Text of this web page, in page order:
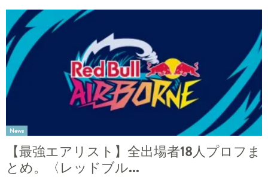
News
【最強エアリスト】全出場者18人プロフま
とめ。〈レッドブル...